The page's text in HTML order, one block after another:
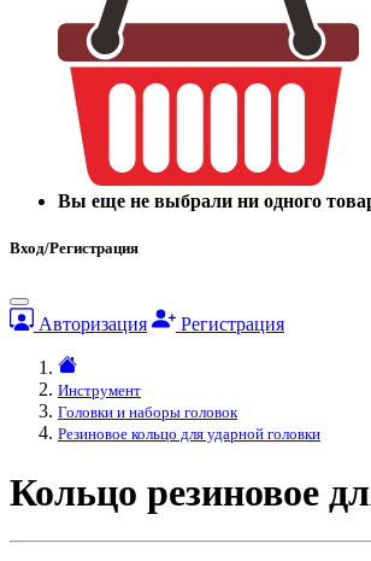
Вы еще не выбрали ни одного
Вход/Регистрация
Авторизация Регистрация
Инструмент
Головки и наборы головок
Резиновое кольцо для ударной головки
Кольцо резиновое